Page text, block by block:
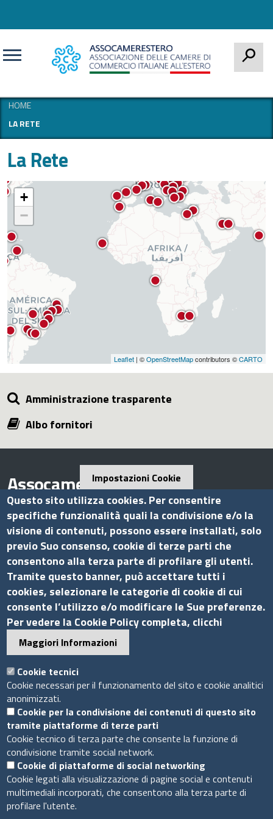
HOME
LA RETE
La Rete
+
−
Leaflet | ©OpenStreetMapcontributors ©CARTO
Amministrazione trasparente
Albo fornitori
Assocamerestero
Contatti
Via G.B. Morgagni, 13 - 00161 Roma
Tel.: +39 06 44231314
P.Iva 01898631005
C.F. 07888290587
Pecinfo.assocamerestero@legalmail.it
info@assocamerestero.it
dpo@assocamerestero.it
Seguici su
Sito web
Accesso INTRANET
Mappa del sito
Impostazioni Cookie
Questo sito utilizza cookies. Per consentire
specifiche funzionalità quali la condivisione e/o la
visione di contenuti, possono essere installati, solo
previo Suo consenso, cookie di terze parti che
consentono alla terza parte di profilare gli utenti.
Tramite questo banner, può accettare tutti i
cookies, selezionare le categorie di cookie di cui
consente l’utilizzo e/o modificare le Sue preferenze.
Per vedere la Cookie Policy completa, clicchi
Maggiori Informazioni
Cookie tecnici
Cookie necessari per il funzionamento del sito e cookie analitici
anonimizzati.
Cookie per la condivisione dei contenuti di questo sito
tramite piattaforme di terze parti
Cookie tecnico di terza parte che consente la funzione di
condivisione tramite social network.
Cookie di piattaforme di social networking
Cookie legati alla visualizzazione di pagine social e contenuti
multimediali incorporati, che consentono alla terza parte di
profilare l'utente.